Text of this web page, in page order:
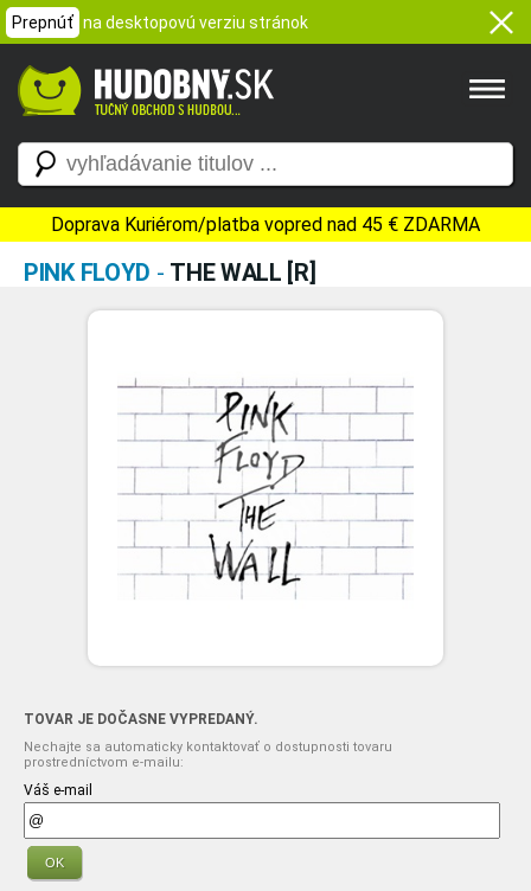
Prepnúť na desktopovú verziu stránok
Doprava Kuriérom/platba vopred nad 45 € ZDARMA
PINK FLOYD - THE WALL [R]
TOVAR JE DOČASNE VYPREDANÝ.
Nechajte sa automaticky kontaktovať o dostupnosti tovaru
prostredníctvom e-mailu:
Váš e-mail
OK